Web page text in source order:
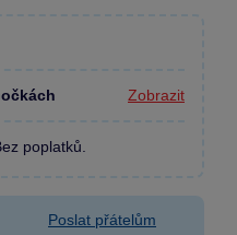
Zobrazit
poplatků.
Poslat přátelům